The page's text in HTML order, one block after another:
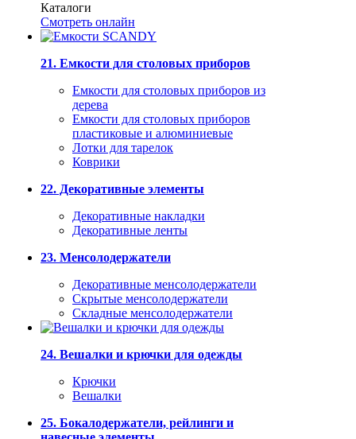
Каталоги
Смотреть онлайн
21. Емкости для столовых приборов
Емкости для столовых приборов из
дерева
Емкости для столовых приборов
пластиковые и алюминиевые
Лотки для тарелок
Коврики
22. Декоративные элементы
Декоративные накладки
Декоративные ленты
23. Менсолодержатели
Декоративные менсолодержатели
Скрытые менсолодержатели
Складные менсолодержатели
24. Вешалки и крючки для одежды
Крючки
Вешалки
25. Бокалодержатели, рейлинги и